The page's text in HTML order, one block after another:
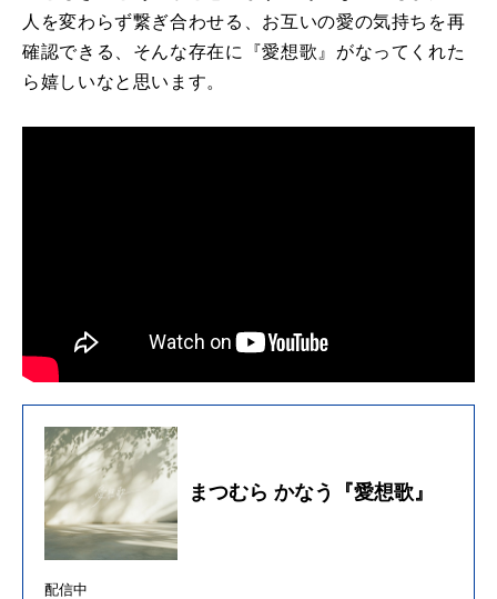
人を変わらず繋ぎ合わせる、お互いの愛の気持ちを再
確認できる、そんな存在に『愛想歌』がなってくれた
ら嬉しいなと思います。
まつむら かなう『愛想歌』
配信中